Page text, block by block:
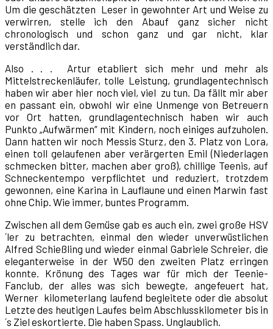
Um die geschätzten Leser in gewohnter Art und Weise zu
verwirren, stelle ich den Abauf ganz sicher nicht
chronologisch und schon ganz und gar nicht, klar
verständlich dar.
Also . . . Artur etabliert sich mehr und mehr als
Mittelstreckenläufer, tolle Leistung, grundlagentechnisch
haben wir aber hier noch viel, viel zu tun. Da fällt mir aber
en passant ein, obwohl wir eine Unmenge von Betreuern
vor Ort hatten, grundlagentechnisch haben wir auch
Punkto „Aufwärmen“ mit Kindern, noch einiges aufzuholen.
Dann hatten wir noch Messis Sturz, den 3. Platz von Lora,
einen toll gelaufenen aber verärgerten Emil (Niederlagen
schmecken bitter, machen aber groß), chillige Teenis, auf
Schneckentempo verpflichtet und reduziert, trotzdem
gewonnen, eine Karina in Lauflaune und einen Marwin fast
ohne Chip. Wie immer, buntes Programm.
Zwischen all dem Gemüse gab es auch ein, zwei große HSV
´ler zu betrachten, einmal den wieder unverwüstlichen
Alfred Schießling und wieder einmal Gabriele Schreier, die
eleganterweise in der W50 den zweiten Platz erringen
konnte. Krönung des Tages war für mich der Teenie-
Fanclub, der alles was sich bewegte, angefeuert hat,
Werner kilometerlang laufend begleitete oder die absolut
Letzte des heutigen Laufes beim Abschlusskilometer bis in
´s Ziel eskortierte. Die haben Spass. Unglaublich.